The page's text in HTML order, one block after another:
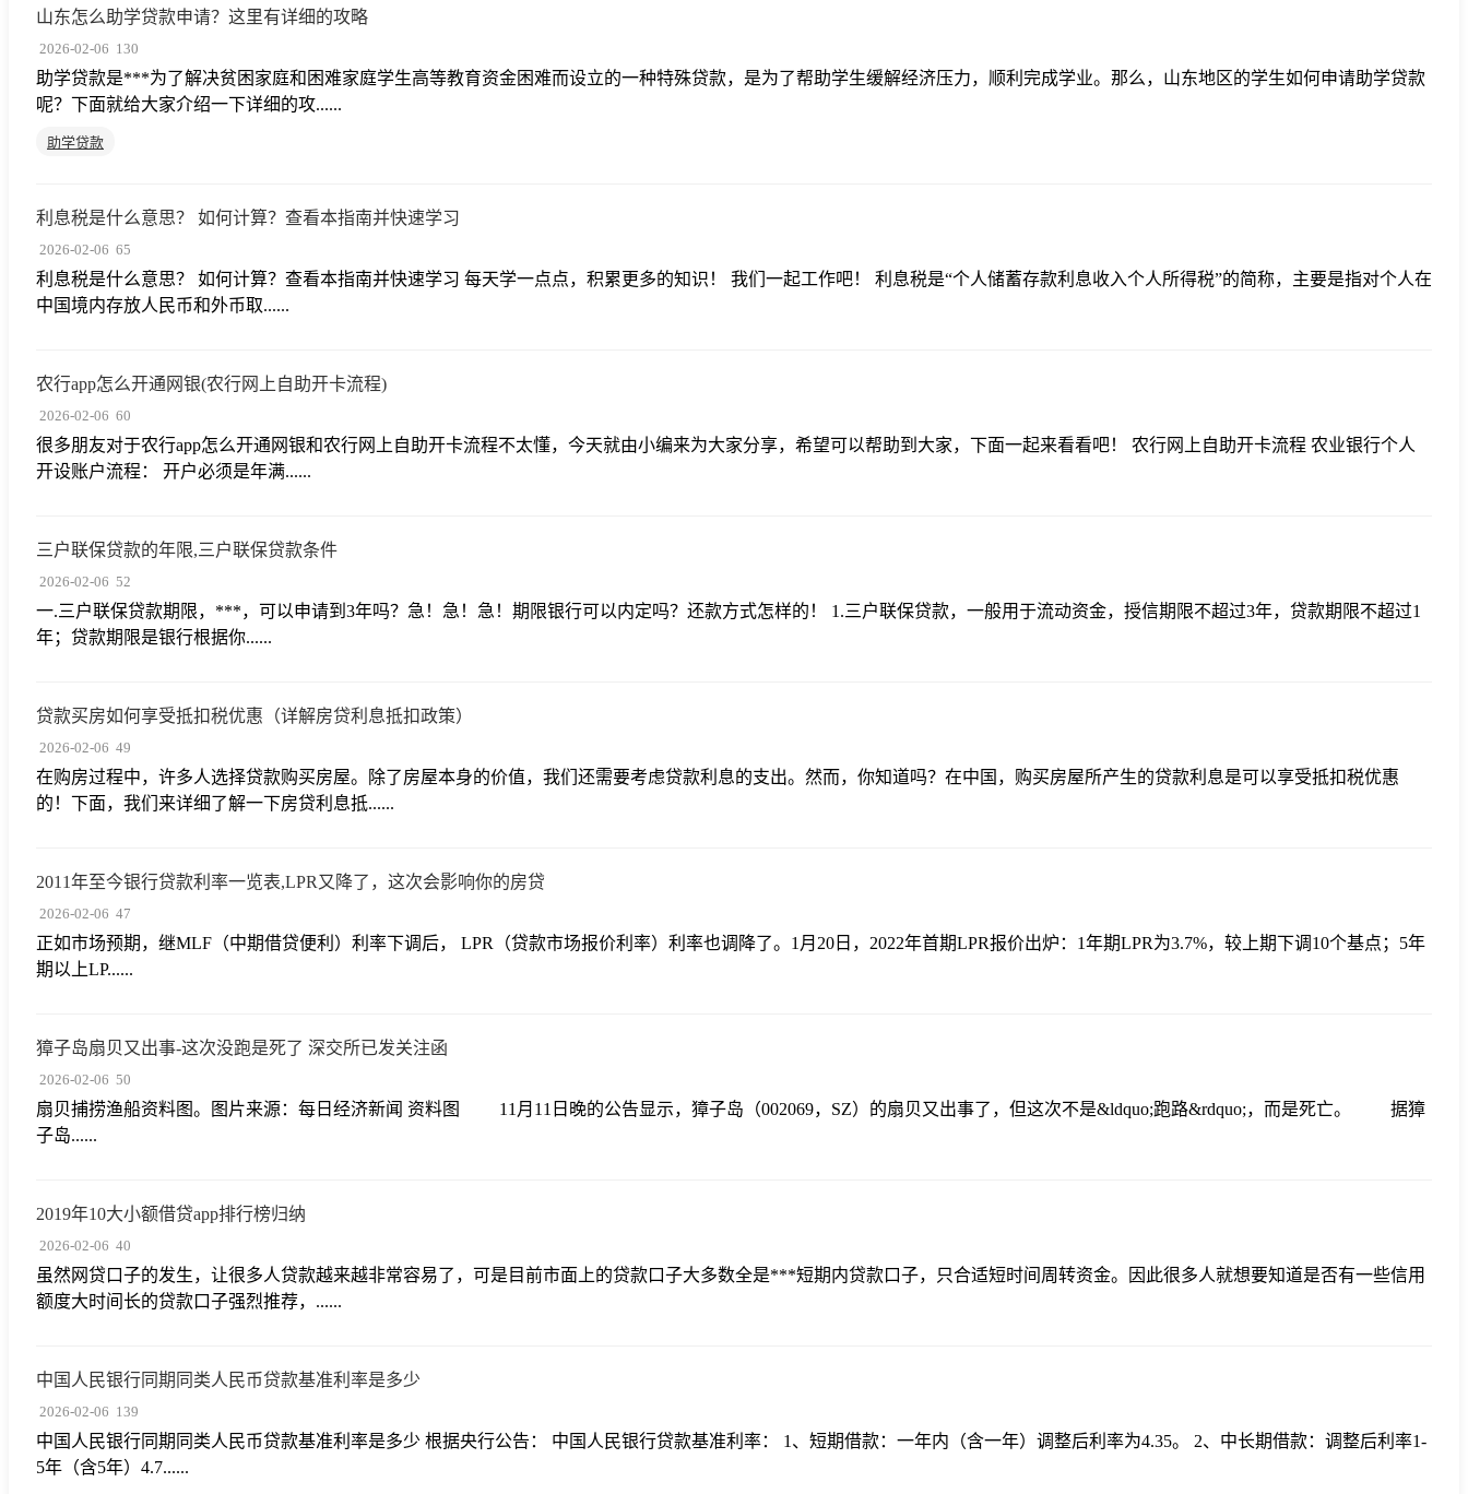
山东怎么助学贷款申请？这里有详细的攻略
2026-02-06 130
助学贷款是***为了解决贫困家庭和困难家庭学生高等教育资金困难而设立的一种特殊贷款，是为了帮助学生缓解经济压力，顺利完成学业。那么，山东地区的学生如何申请助学贷款
呢？下面就给大家介绍一下详细的攻......
助学贷款
利息税是什么意思？ 如何计算？查看本指南并快速学习
2026-02-06 65
利息税是什么意思？ 如何计算？查看本指南并快速学习 每天学一点点，积累更多的知识！ 我们一起工作吧！ 利息税是“个人储蓄存款利息收入个人所得税”的简称，主要是指对个人在
中国境内存放人民币和外币取......
农行app怎么开通网银(农行网上自助开卡流程)
2026-02-06 60
很多朋友对于农行app怎么开通网银和农行网上自助开卡流程不太懂，今天就由小编来为大家分享，希望可以帮助到大家，下面一起来看看吧！ 农行网上自助开卡流程 农业银行个人
开设账户流程： 开户必须是年满......
三户联保贷款的年限,三户联保贷款条件
2026-02-06 52
一.三户联保贷款期限，***，可以申请到3年吗？急！急！急！期限银行可以内定吗？还款方式怎样的！ 1.三户联保贷款，一般用于流动资金，授信期限不超过3年，贷款期限不超过1
年；贷款期限是银行根据你......
贷款买房如何享受抵扣税优惠（详解房贷利息抵扣政策）
2026-02-06 49
在购房过程中，许多人选择贷款购买房屋。除了房屋本身的价值，我们还需要考虑贷款利息的支出。然而，你知道吗？在中国，购买房屋所产生的贷款利息是可以享受抵扣税优惠
的！下面，我们来详细了解一下房贷利息抵......
2011年至今银行贷款利率一览表,LPR又降了，这次会影响你的房贷
2026-02-06 47
正如市场预期，继MLF（中期借贷便利）利率下调后， LPR（贷款市场报价利率）利率也调降了。1月20日，2022年首期LPR报价出炉：1年期LPR为3.7%，较上期下调10个基点；5年
期以上LP......
獐子岛扇贝又出事-这次没跑是死了 深交所已发关注函
2026-02-06 50
扇贝捕捞渔船资料图。图片来源：每日经济新闻 资料图 11月11日晚的公告显示，獐子岛（002069，SZ）的扇贝又出事了，但这次不是&ldquo;跑路&rdquo;，而是死亡。 据獐
子岛......
2019年10大小额借贷app排行榜归纳
2026-02-06 40
虽然网贷口子的发生，让很多人贷款越来越非常容易了，可是目前市面上的贷款口子大多数全是***短期内贷款口子，只合适短时间周转资金。因此很多人就想要知道是否有一些信用
额度大时间长的贷款口子强烈推荐，......
中国人民银行同期同类人民币贷款基准利率是多少
2026-02-06 139
中国人民银行同期同类人民币贷款基准利率是多少 根据央行公告： 中国人民银行贷款基准利率： 1、短期借款：一年内（含一年）调整后利率为4.35。 2、中长期借款：调整后利率1-
5年（含5年）4.7......